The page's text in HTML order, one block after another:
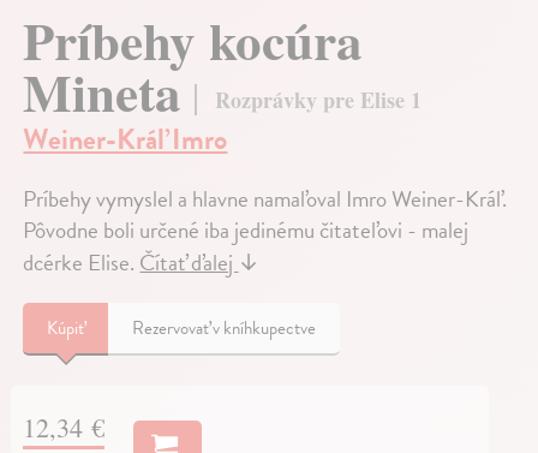
Príbehy kocúra
Mineta Rozprávky pre Elise 1
Weiner-Kráľ Imro
Príbehy vymyslel a hlavne namaľoval Imro Weiner-Kráľ.
Pôvodne boli určené iba jedinému čitateľovi - malej
dcérke Elise.Čítať ďalej↓
Kúpiť Rezervovať v kníhkupectve
12,34 €